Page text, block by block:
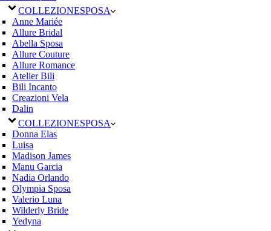
COLLEZIONESPOSA
Anne Mariée
Allure Bridal
Abella Sposa
Allure Couture
Allure Romance
Atelier Bili
Bili Incanto
Creazioni Vela
Dalin
COLLEZIONESPOSA
Donna Elas
Luisa
Madison James
Manu Garcia
Nadia Orlando
Olympia Sposa
Valerio Luna
Wilderly Bride
Yedyna